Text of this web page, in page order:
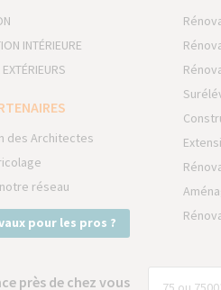
INTÉRIEURE
des Architectes
réseau
pour les pros ?
près de chez vous